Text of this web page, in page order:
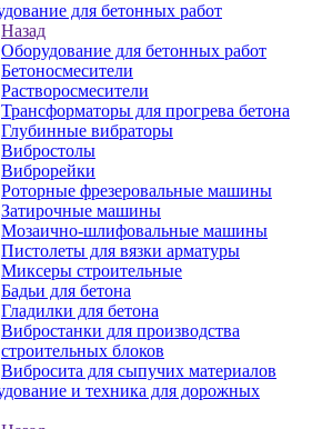
для бетонных работ
Назад
Оборудование для бетонных работ
Бетоносмесители
Растворосмесители
Трансформаторы для прогрева бетона
Глубинные вибраторы
Вибростолы
Виброрейки
Роторные фрезеровальные машины
Затирочные машины
Мозаично-шлифовальные машины
Пистолеты для вязки арматуры
Миксеры строительные
Бадьи для бетона
Гладилки для бетона
Вибростанки для производства
строительных блоков
Вибросита для сыпучих материалов
и техника для дорожных